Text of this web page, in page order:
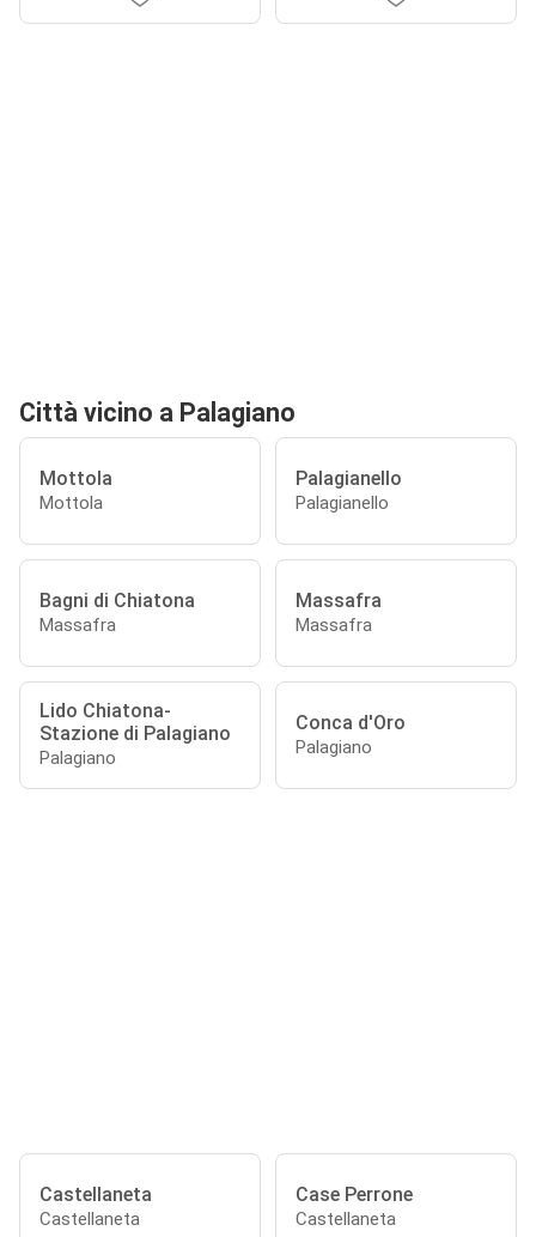
Città vicino a Palagiano
Mottola
Mottola
Palagianello
Palagianello
Bagni di Chiatona
Massafra
Massafra
Massafra
Lido Chiatona-
Stazione di Palagiano
Palagiano
Conca d'Oro
Palagiano
Castellaneta
Castellaneta
Case Perrone
Castellaneta